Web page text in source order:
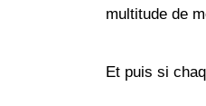
multitude de
Et puis si